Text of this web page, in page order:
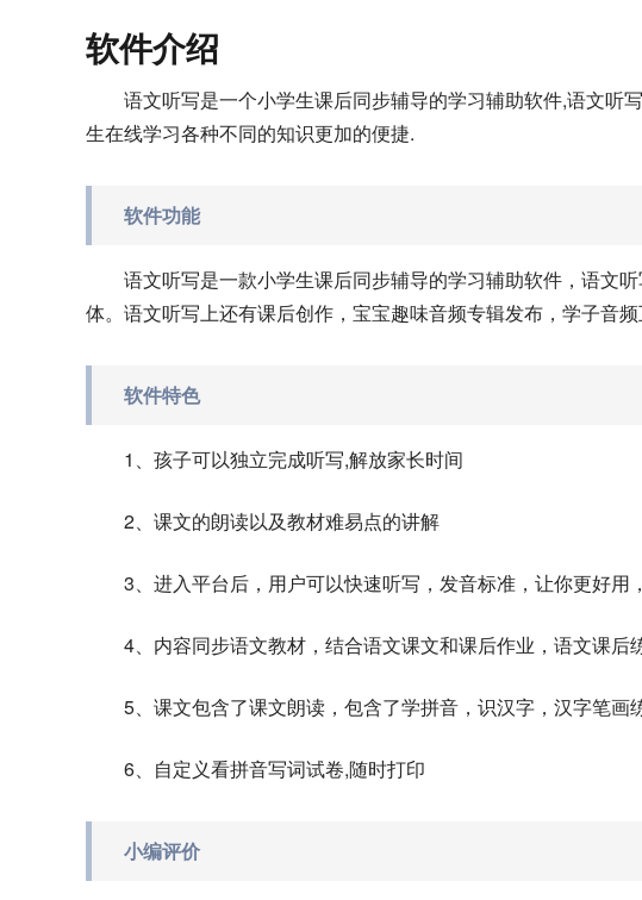
软件介绍
语文听写是一个小学生课后同步辅导的学习辅助软件,语文听
生在线学习各种不同的知识更加的便捷.
软件功能
语文听写是一款小学生课后同步辅导的学习辅助软件，语文
体。语文听写上还有课后创作，宝宝趣味音频专辑发布，学子音
软件特色
1、孩子可以独立完成听写,解放家长时间
2、课文的朗读以及教材难易点的讲解
3、进入平台后，用户可以快速听写，发音标准，让你更好用
4、内容同步语文教材，结合语文课文和课后作业，语文课后
5、课文包含了课文朗读，包含了学拼音，识汉字，汉字笔画
6、自定义看拼音写词试卷,随时打印
小编评价